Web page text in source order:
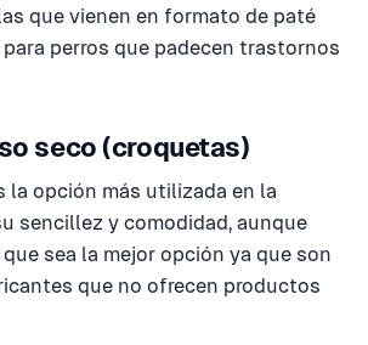
que vienen en formato de paté
perros que padecen trastornos
seco (croquetas)
la opción más utilizada en la
sencillez y comodidad, aunque
sea la mejor opción ya que son
que no ofrecen productos